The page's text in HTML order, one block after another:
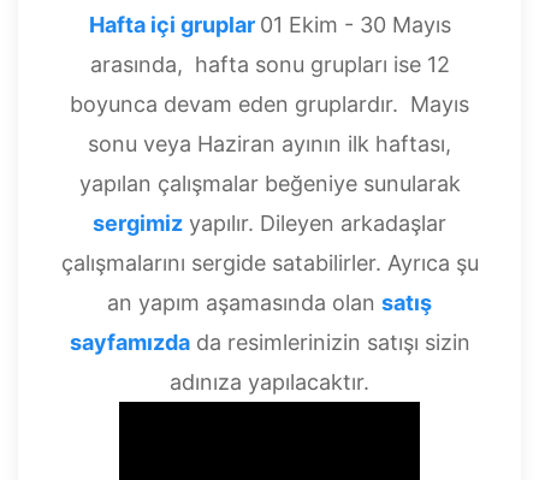
Hafta içi gruplar 01 Ekim - 30 Mayıs
arasında, hafta sonu grupları ise 12
boyunca devam eden gruplardır. Mayıs
sonu veya Haziran ayının ilk haftası,
yapılan çalışmalar beğeniye sunularak
sergimiz yapılır. Dileyen arkadaşlar
çalışmalarını sergide satabilirler. Ayrıca şu
an yapım aşamasında olan satış
sayfamızdada resimlerinizin satışı sizin
adınıza yapılacaktır.